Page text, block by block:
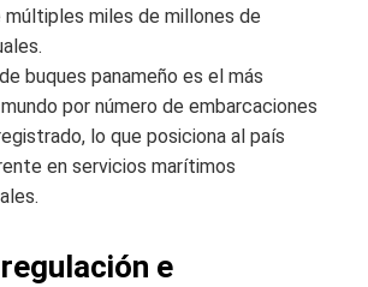
múltiples miles de millones de
buques panameño es el más
por número de embarcaciones
lo que posiciona al país
en servicios marítimos
e